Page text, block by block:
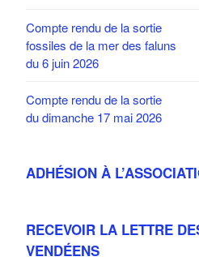
Compte rendu de la sortie
fossiles de la mer des faluns
du 6 juin 2026
Compte rendu de la sortie
du dimanche 17 mai 2026
ADHÉSION À
RECEVOIR LA LETTRE
VENDÉENS